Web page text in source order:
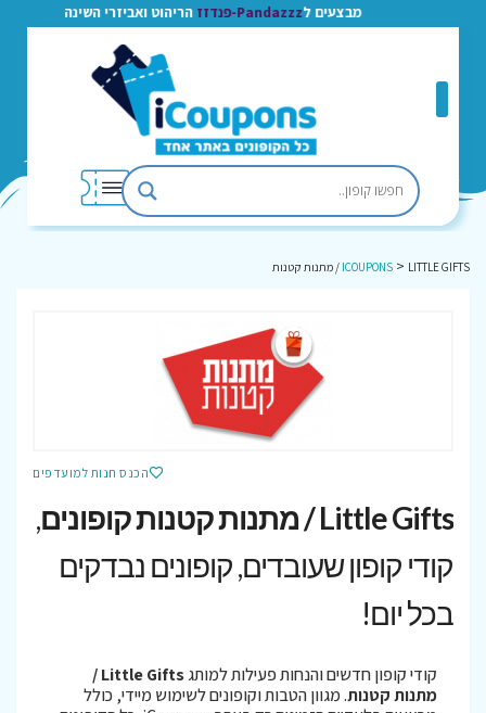
מבצעים לPandazzz-פנדזז הריהוט ואביזרי השינה
ICOUPONS > LITTLE GIFTS / מתנות קטנות
הכנס חנות למועדפים
Little Gifts / מתנות קטנות קופונים
,
קודי קופון שעובדים, קופונים נבדקים
בכל יום!
קודי קופון חדשים והנחות פעילות למותג
Little Gifts /
מתנות קטנות. מגוון הטבות וקופונים לשימוש מיידי, כולל